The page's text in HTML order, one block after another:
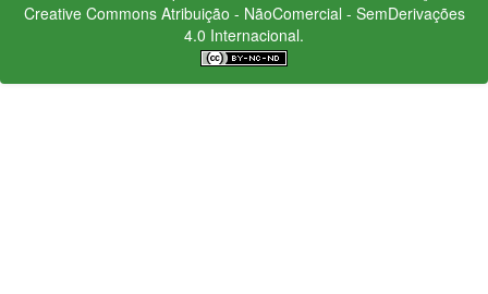
Creative CommonsAtribuição - NãoComercial - SemDerivações
4.0 Internacional.